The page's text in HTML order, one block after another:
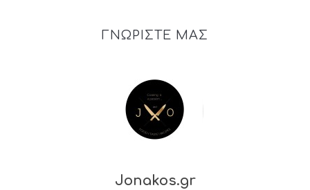
ΓΝΩΡΙΣΤΕ ΜΑΣ
Jonakos.gr